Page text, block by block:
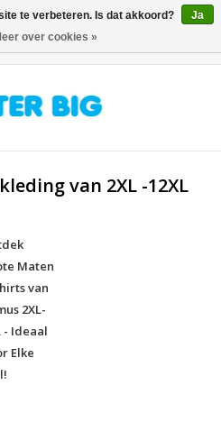
van 2XL -12XL
Maten
van
2XL-
- Ideaal
Elke
te verbeteren. Is dat akkoord?
Ja
over cookies »